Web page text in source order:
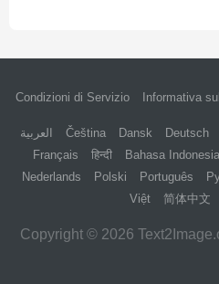
Condizioni di Servizio Informativa
العربية Čeština Dansk Deutsch
Français
हिन्दी Bahasa Indonesia
Nederlands
Polski Português
Việt
简体中文
Copyright © 2026